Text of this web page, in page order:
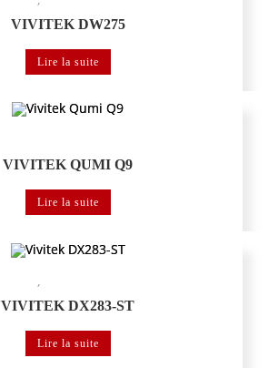
VIVITEK DW275
Lire la suite
VIVITEK QUMI Q9
Lire la suite
,
VIVITEK DX283-ST
Lire la suite